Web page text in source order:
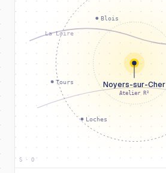
La Loire
Blois
Tours
Loches
Noyers-sur-Cher
Atelier R²
S · O